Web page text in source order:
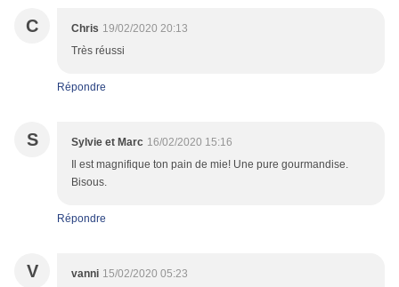
C Chris 19/02/2020 20:13
Très réussi
Répondre
S Sylvie et Marc 16/02/2020 15:16
Il est magnifique ton pain de mie! Une pure gourmandise.
Bisous.
Répondre
V vanni 15/02/2020 05:23